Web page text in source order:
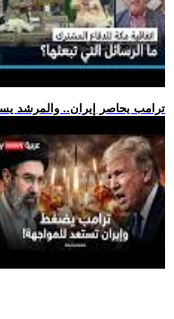
.. ترامب يحاصر إيران.. والمرشد